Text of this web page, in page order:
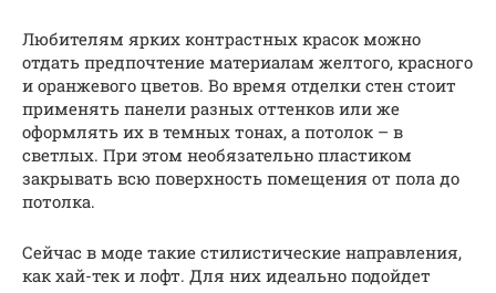
Любителям ярких контрастных красок можно
отдать предпочтение материалам желтого, красного
и оранжевого цветов. Во время отделки стен стоит
применять панели разных оттенков или же
оформлять их в темных тонах, а потолок – в
светлых. При этом необязательно пластиком
закрывать всю поверхность помещения от пола до
потолка.
Сейчас в моде такие стилистические направления,
как хай-тек и лофт. Для них идеально подойдет